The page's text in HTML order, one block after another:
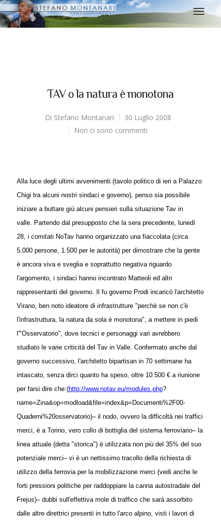
TAV o la natura è monotona
Di Stefano Montanari
30 Luglio 2008
Non ci sono commenti
Alla luce degli ultimi avvenimenti (tavolo politico di ieri a Palazzo
Chigi tra alcuni nostri sindaci e governo), penso sia possibile
iniziare a buttare giù alcuni pensieri sulla situazione Tav in
valle. Partendo dal presupposto che la sera precedente, lunedì
28, i comitati NoTav hanno organizzato una fiaccolata (circa
5.000 persone, 1.500 per le autorità) per dimostrare che la gente
è ancora viva e sveglia e soprattutto negativa riguardo
l'argomento, i sindaci hanno incontrato Matteoli ed altri
rappresentanti del governo.
Il fu governo Prodi incaricò l'architetto
Virano, ben noto ideatore di infrastrutture "perchè se non c'è
l'infrastruttura, la natura da sola è monotona", a mettere in piedi
l'"Osservatorio", dove tecnici e personaggi vari avrebbero
studiato le varie criticità del Tav in Valle. Confermato anche dal
governo successivo, l'architetto bipartisan in 70 settimane ha
intascato, senza dirci quanto ha speso, oltre 10.500 € a riunione
per farsi dire che:(http://www.notav.eu/modules.php?
name=Zina&op=modload&file=index&p=Documenti%2F00-
Quaderni%20osservatorio)– il nodo, ovvero la difficoltà nei traffici
merci, è a Torino, vero collo di bottiglia del sistema ferroviario– la
linea attuale (detta "storica") è utilizzata non più del 35% del suo
potenziale merci– vi è un nettissimo tracollo della richiesta di
utilizzo della ferrovia per la mobilizzazione merci (vedi anche le
forti pressioni politiche per raddoppiare la canna autostradale del
Frejus)– dubbi sull'effettiva mole di traffico che sarà assorbito
dalle altre direttrici presenti in tutto l'arco alpino, visti i lavori di